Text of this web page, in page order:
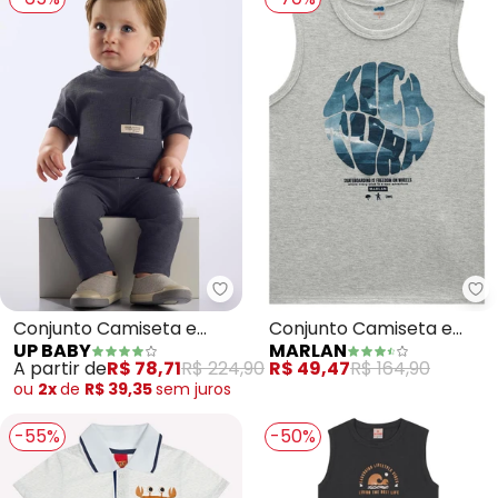
Up Baby - Conjunto Camiseta
Conjunto Camiseta e
Calça Bebê (Cinza)
UP BABY
A partir deR$ 78,71R$ 224,90
ou 2xde R$ 39,35sem juros
Conjunto Camiseta e
Bermuda em Moletinho
(Cinza)
MARLAN
R$ 49,47R$ 164,90
-55% -50%